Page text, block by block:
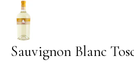
Sauvignon Blanc